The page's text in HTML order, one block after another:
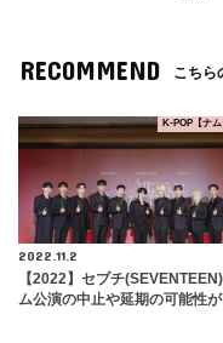
RECOMMEND こちら
K-POP【ナム
2022.11.2
【2022】セブチ
ム公演の中止や延期の可能性